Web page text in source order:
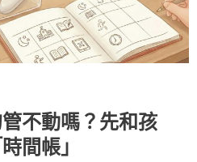
不動嗎？先和孩
間帳」